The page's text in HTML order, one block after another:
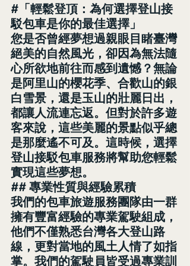
#「輕鬆登頂：為何選擇登山接
駁包車是你的最佳選擇」
您是否曾經夢想過親眼目睹臺灣
絕美的自然風光，卻因為無法隨
心所欲地前往而感到遺憾？無論
是阿里山的櫻花季、合歡山的銀
白雪景，還是玉山的壯麗日出，
都讓人流連忘返。但對於許多遊
客來說，這些美麗的景點似乎總
是那麼遙不可及。這時候，選擇
登山接駁包車服務將幫助您輕鬆
實現這些夢想。
## 專業性質與經驗累積
我們的包車旅遊服務團隊由一群
擁有豐富經驗的專業駕駛組成，
他們不僅熟悉台灣各大登山路
線，更對當地的風土人情了如指
掌。我們的駕駛員皆受過專業訓